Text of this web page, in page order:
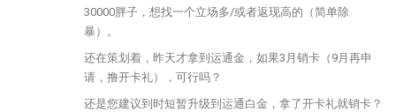
30000胖子，想找一个立场多/或者返现高的（简单除
暴）。
还在策划着，昨天才拿到运通金，如果3月销卡（9月再申
请，撸开卡礼），可行吗？
还是您建议到时短暂升级到运通白金，拿了开卡礼就销卡？